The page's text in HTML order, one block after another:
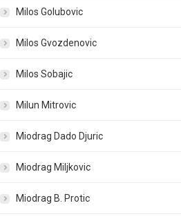
Milos Golubovic
Milos Gvozdenovic
Milos Sobajic
Milun Mitrovic
Miodrag Dado Djuric
Miodrag Miljkovic
Miodrag B. Protic